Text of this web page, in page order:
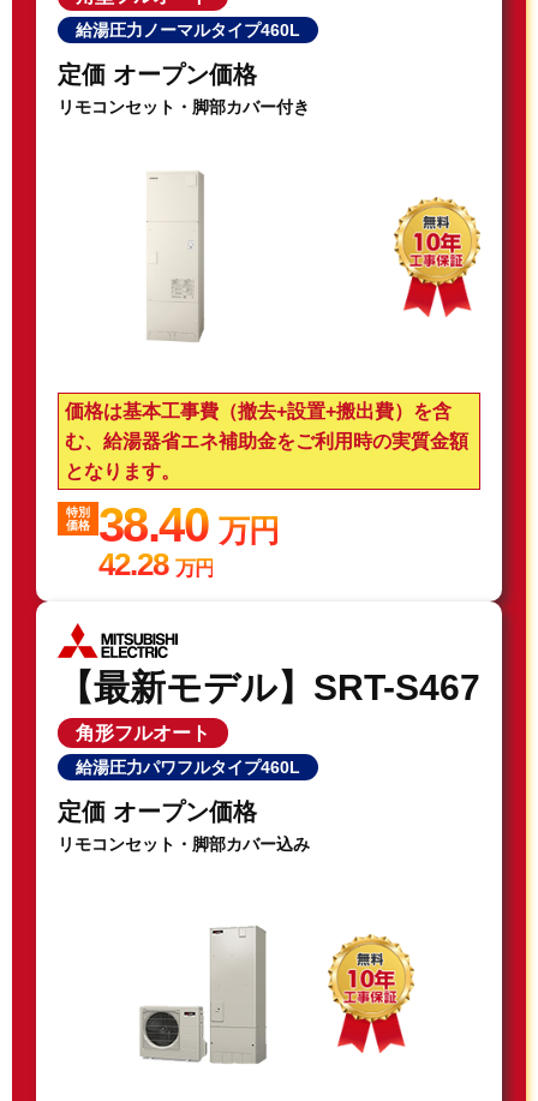
給湯圧力ノーマルタイプ460L
定価 オープン価格
リモコンセット・脚部カバー付き
価格は基本工事費（撤去+設置+搬出費）を含
む、給湯器省エネ補助金をご利用時の実質金額
となります。
特別
価格
38.40万円
42.28 万円
【最新モデル】SRT-S467
角形フルオート
給湯圧力パワフルタイプ460L
定価 オープン価格
リモコンセット・脚部カバー込み